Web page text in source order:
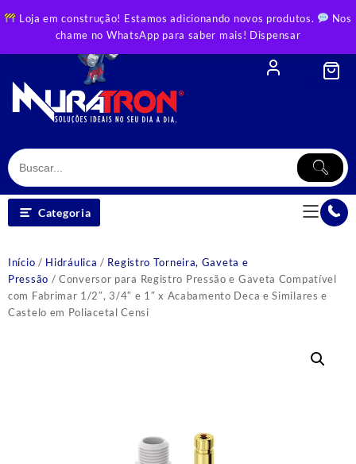
Loja em construção! Estamos adicionando novos produtos.
Nos
chame no WhatsApp para saber mais! Dispensar
to
Categoria
Início / Hidráulica / Registro Torneira, Gaveta e
Pressão / Conversor para Registro Pressão e Gaveta Compatível
com Fabrimar 1/2″, 3/4″ e 1″ x Acabamento Deca e Similares e
Castelo em Poliacetal Censi